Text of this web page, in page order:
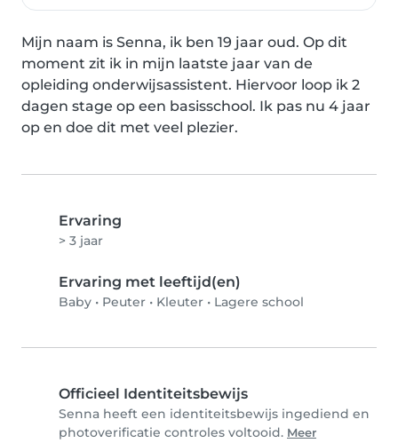
Mijn naam is Senna, ik ben 19 jaar oud. Op dit
moment zit ik in mijn laatste jaar van de
opleiding onderwijsassistent. Hiervoor loop ik 2
dagen stage op een basisschool. Ik pas nu 4 jaar
op en doe dit met veel plezier.
Ervaring
> 3 jaar
Ervaring met leeftijd(en)
Baby • Peuter • Kleuter • Lagere school
Officieel Identiteitsbewijs
Senna heeft een identiteitsbewijs ingediend en
photoverificatie controles voltooid. Meer